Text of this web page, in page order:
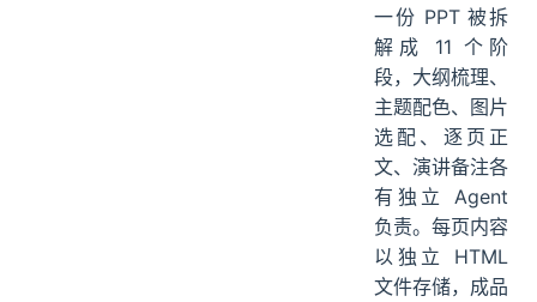
一份 PPT 被拆
解成 11 个阶
段，大纲梳理、
主题配色、图片
选配、逐页正
文、演讲备注各
有独立 Agent
负责。每页内容
以独立 HTML
文件存储，成品